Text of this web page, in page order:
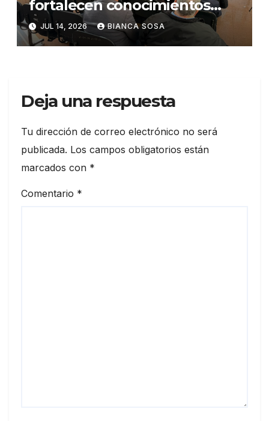
fortalecen conocimientos
sobre administración de
contratos públicos
JUL 14, 2026 BIANCA SOSA
Deja una respuesta
Tu dirección de correo electrónico no será
publicada. Los campos obligatorios están
marcados con *
Comentario *